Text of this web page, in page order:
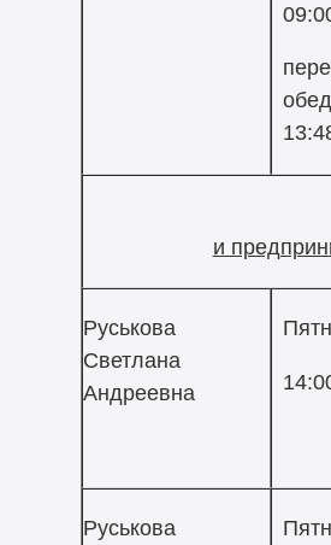
и
Руськова
Светлана
Андреевна
Руськова